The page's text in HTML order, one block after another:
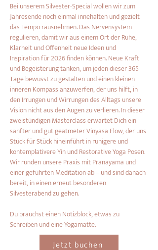
Bei unserem Silvester-Special wollen wir zum
Jahresende noch einmal innehalten und gezielt
das Tempo rausnehmen. Das Nervensystem
regulieren, damit wir aus einem Ort der Ruhe,
Klarheit und Offenheit neue Ideen und
Inspiration für 2026 finden können. Neue Kraft
und Begeisterung tanken, um jeden dieser 365
Tage bewusst zu gestalten und einen kleinen
inneren Kompass anzuwerfen, der uns hilft, in
den Irrungen und Wirrungen des Alltags unsere
Vision nicht aus den Augen zu verlieren. In dieser
zweistündigen Masterclass erwartet Dich ein
sanfter und gut geatmeter Vinyasa Flow, der uns
Stück für Stück hineinführt in ruhigere und
kontemplativere Yin und Restorative Yoga Posen.
Wir runden unsere Praxis mit Pranayama und
einer geführten Meditation ab – und sind danach
bereit, in einen erneut besonderen
Silvesterabend zu gehen.
Du brauchst einen Notizblock, etwas zu
Schreiben und eine Yogamatte.
Jetzt buchen